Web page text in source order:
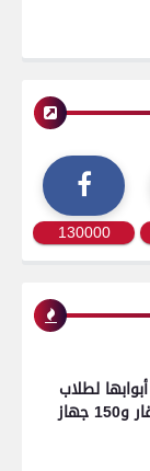
130000
لطلاب
المرحلة الأولى للتنسيق بـ4 مقار و150 جهاز